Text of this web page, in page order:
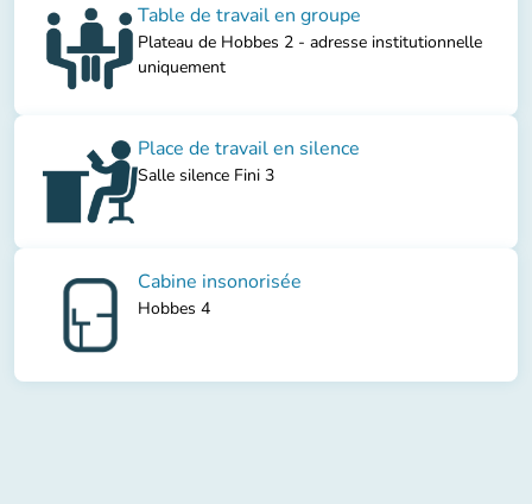
Table de travail en groupe
Plateau de Hobbes 2 - adresse institutionnelle
uniquement
Place de travail en silence
Salle silence Fini 3
Cabine insonorisée
Hobbes 4